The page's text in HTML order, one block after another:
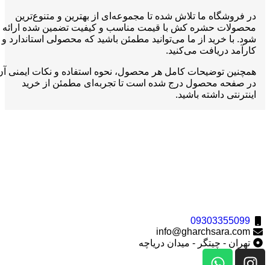
در فروشگاه ما تلاش شده تا مجموعه‌ای از بهترین و متنوع‌ترین
محصولات حشره کش با قیمت مناسب و کیفیت تضمین شده ارائه
شود. با خرید از ما می‌توانید مطمئن باشید که محصولی استاندارد و
کارآمد دریافت می‌کنید.
همچنین توضیحات کامل هر محصول، نحوه استفاده و نکات ایمنی
در صفحه محصول درج شده است تا تجربه‌ای مطمئن از خرید
اینترنتی داشته باشید.
09303355099
info@gharchsara.com
تهران - چیتگر - میدان دریاچه